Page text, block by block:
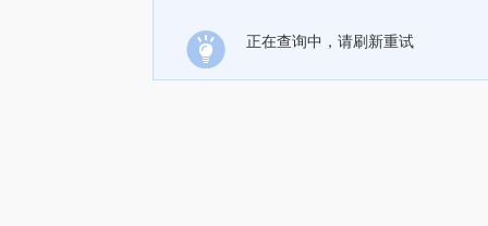
正在查询中，请刷新重试